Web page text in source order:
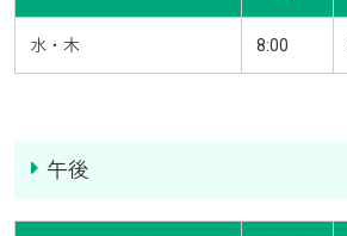
水・木 8:00
午後